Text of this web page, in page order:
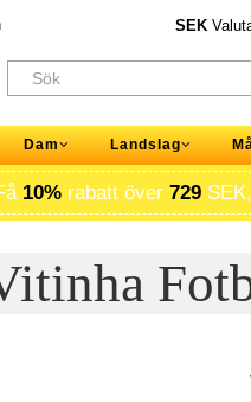
SEK
Dam Landslag
10% rabatt över 729